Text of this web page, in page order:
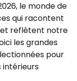
le monde de
qui racontent
reflètent notre
les grandes
pour
intérieurs